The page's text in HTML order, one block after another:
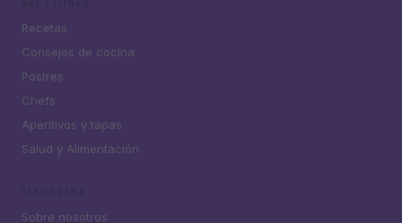
Recetas
Consejos de cocina
Postres
Chefs
Aperitivos y tapas
Salud y Alimentación
Sobre nosotros